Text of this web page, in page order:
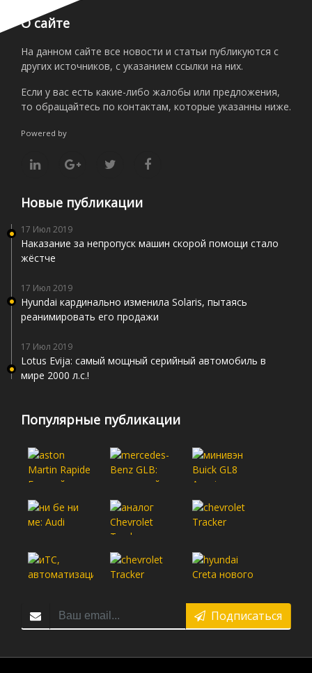
О сайте
На данном сайте все новости и статьи публикуются с
других источников, с указанием ссылки на них.
Если у вас есть какие-либо жалобы или предложения,
то обращайтесь по контактам, которые указанны ниже.
Powered by
Новые публикации
17 Июл 2019
Наказание за непропуск машин скорой помощи стало
жёстче
17 Июл 2019
Hyundai кардинально изменила Solaris, пытаясь
реанимировать его продажи
17 Июл 2019
Lotus Evija: самый мощный серийный автомобиль в
мире 2000 л.с.!
Популярные публикации
Подписаться